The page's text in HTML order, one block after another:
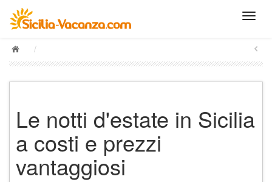
/
Le notti d'estate in Sicilia
a costi e prezzi
vantaggiosi